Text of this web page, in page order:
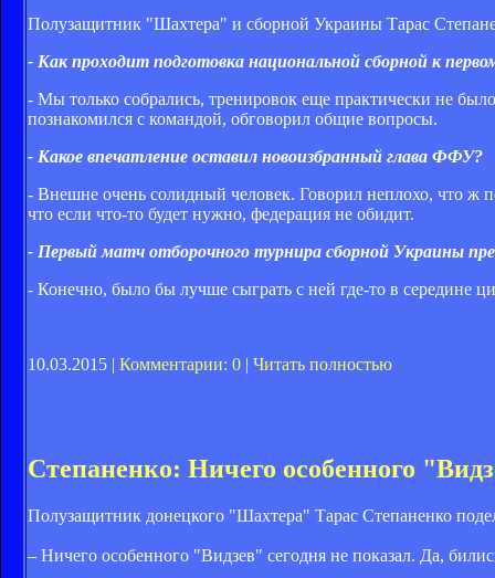
Полузащитник "Шахтера" и сборной Украины Тарас
- Как проходит подготовка национальной сборной к
- Мы только собрались, тренировок еще практически не
познакомился с командой, обговорил общие вопросы.
- Какое впечатление оставил новоизбранный глава ФФУ?
- Внешне очень солидный человек. Говорил неплохо, что ж
что если что-то будет нужно, федерация не обидит.
- Первый матч отборочного турнира сборной Украины
- Конечно, было бы лучше сыграть с ней где-то в середине
10.03.2015 | Комментарии: 0 | Читать полностью
Степаненко: Ничего особенного
Полузащитник донецкого "Шахтера" Тарас Степаненко
– Ничего особенного "Видзев" сегодня не показал. Да,